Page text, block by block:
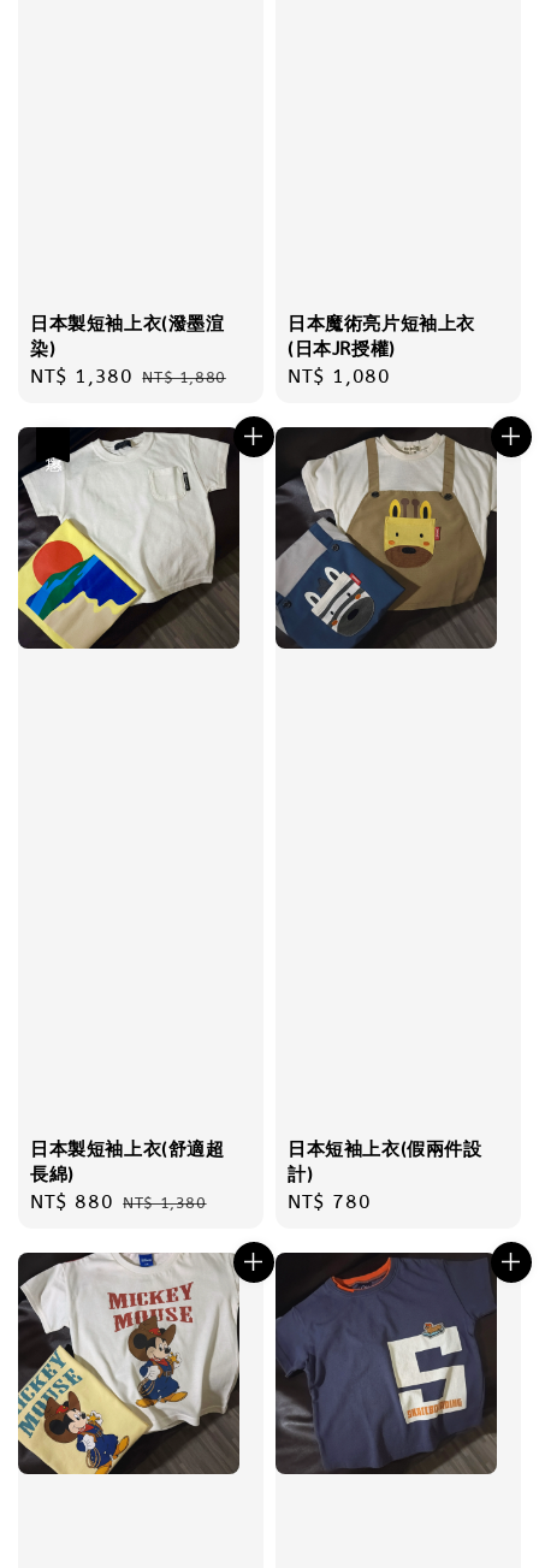
日本製短袖上衣(潑墨渲
染)
Sale
NT$ 1,380 Regular
NT$ 1,880
日本魔術亮片短袖上衣
(日本JR授權)
Regular
NT$ 1,080
日本製短袖上衣(舒適超
長綿)
Sale
NT$ 880 Regular
NT$ 1,380
日本短袖上衣(假兩件設
計)
Regular
NT$ 780